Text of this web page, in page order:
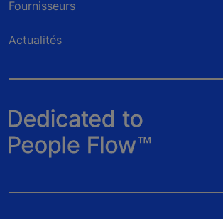
Fournisseurs
Actualités